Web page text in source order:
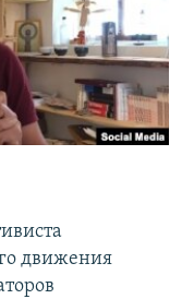
движения